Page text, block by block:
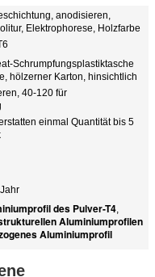
anodisieren,
Elektrophorese, Holzfarbe
Schrumpfungsplastiktasche
hölzerner Karton, hinsichtlich
40-120 für
einmal Quantität bis 5
des Pulver-T4,
Aluminiumprofilen
Aluminiumprofil